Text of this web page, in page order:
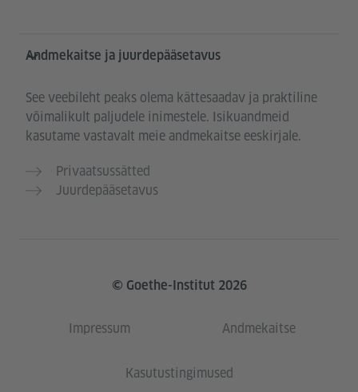
Andmekaitse ja juurdepääsetavus
See veebileht peaks olema kättesaadav ja praktiline
võimalikult paljudele inimestele. Isikuandmeid
kasutame vastavalt meie andmekaitse eeskirjale.
Privaatsussätted
Juurdepääsetavus
© Goethe-Institut 2026
Impressum Andmekaitse
Kasutustingimused